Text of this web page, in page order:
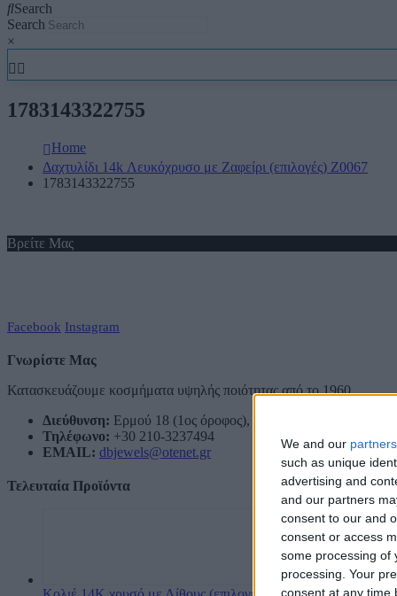
We and our partners
such as unique
advertising and
and our partners
consent to our and
consent or access
some processing of
processing. Your
consent at any time
Search
Search
×
1783143322755
Home
Δαχτυλίδι 14k Λευκόχρυσο με Ζαφείρι (επιλογές) Ζ0067
1783143322755
Βρείτε Μας
Facebook Instagram
Γνωρίστε Μας
Κατασκευάζουμε κοσμήματα υψηλής ποιότητας από το 1960
Διεύθυνση: Ερμού 18 (1ος όροφος), Αθήνα, Ελλάδα
Τηλέφωνο: +30 210-3237494
EMAIL: dbjewels@otenet.gr
Τελευταία Προϊόντα